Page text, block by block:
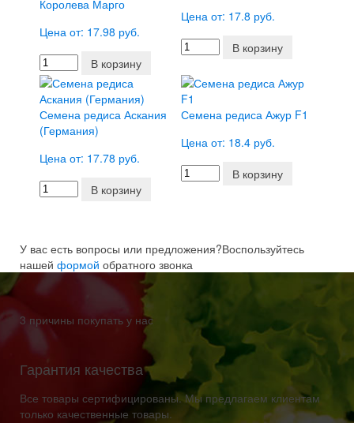
Королева Марго
Цена от: 17.98 руб.
В корзину
Цена от: 17.8 руб.
В корзину
Семена редиса Аскания
(Германия)
Цена от: 17.78 руб.
В корзину
Семена редиса Ажур F1
Цена от: 18.4 руб.
В корзину
У вас есть вопросы или предложения?Воспользуйтесь
нашей формой обратного звонка
3 причины покупать у нас
Гарантия качества
Все товары сертифицированы. Мы предлагаем клиентам
только качественные товары.